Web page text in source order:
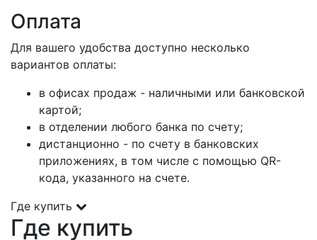
Оплата
Для вашего удобства доступно несколько
вариантов оплаты:
в офисах продаж - наличными или банковской
картой;
в отделении любого банка по счету;
дистанционно - по счету в банковских
приложениях, в том числе с помощью QR-
кода, указанного на счете.
Где купить
Где купить